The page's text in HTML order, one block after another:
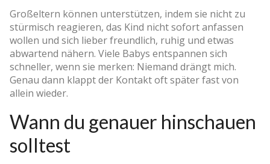
Großeltern können unterstützen, indem sie nicht zu
stürmisch reagieren, das Kind nicht sofort anfassen
wollen und sich lieber freundlich, ruhig und etwas
abwartend nähern. Viele Babys entspannen sich
schneller, wenn sie merken: Niemand drängt mich.
Genau dann klappt der Kontakt oft später fast von
allein wieder.
Wann du genauer hinschauen
solltest